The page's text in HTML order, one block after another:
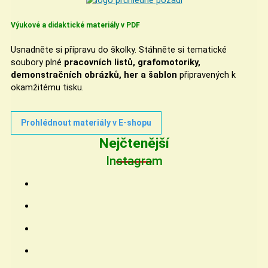
Výukové a didaktické materiály v PDF
Usnadněte si přípravu do školky. Stáhněte si tematické
soubory plné pracovních listů, grafomotoriky,
demonstračních obrázků, her a šablon připravených k
okamžitému tisku.
Prohlédnout materiály v E-shopu
Nejčtenější
Instagram